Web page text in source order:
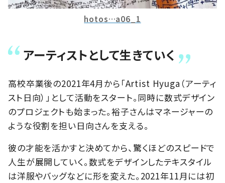
hotos…a06_1
アーティストとして生きていく
高校卒業後の2021年4月から「Artist Hyuga（アーティ
スト日向）」として活動をスタート。同時に数式デザイン
のプロジェクトも始まった。裕子さんはマネージャーの
ような役割を担い日向さんを支える。
彼の才能を活かすと決めてから、驚くほどのスピードで
人生が展開していく。数式をデザインしたテキスタイル
は洋服やバッグなどに形を変えた。2021年11月には初